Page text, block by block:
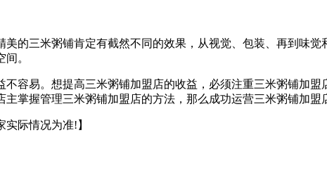
三米粥铺肯定有截然不同的效果，从视觉、包装、再到味觉
。
易。想提高三米粥铺加盟店的收益，必须注重三米粥铺加盟
掌握管理三米粥铺加盟店的方法，那么成功运营三米粥铺加盟
际情况为准!】